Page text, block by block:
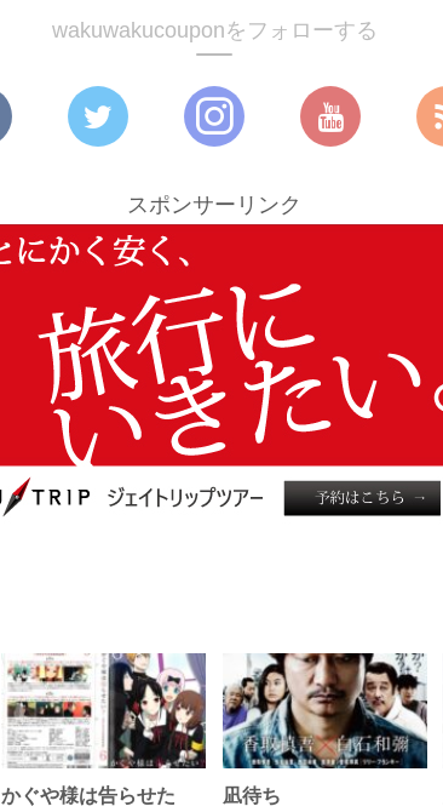
wakuwakucouponをフォローする
スポンサーリンク
かぐや様は告らせた 凪待ち